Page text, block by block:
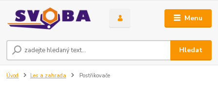
Menu
Hledat
Úvod Les a zahrada Postřikovače